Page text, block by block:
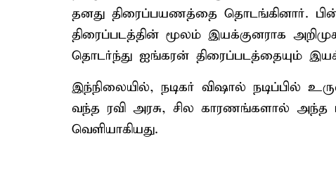
தனது திரைப்பயணத்தை தொடங்கினார்.
திரைப்படத்தின் மூலம் இயக்குனராக
தொடர்ந்து ஐங்கரன் திரைப்படத்தையும்
இந்நிலையில், நடிகர் விஷால் நடிப்பில்
வந்த ரவி அரசு, சில காரணங்களால் அந்த
வெளியாகியது.